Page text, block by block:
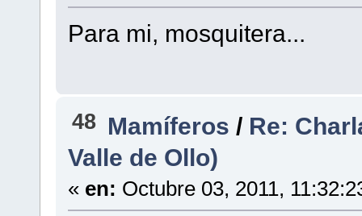
Para mi, mosquitera...
48 Mamíferos / Re:
Valle de Ollo)
« en: Octubre 03, 2011,